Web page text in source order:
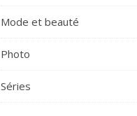
Mode et beauté
Photo
Séries